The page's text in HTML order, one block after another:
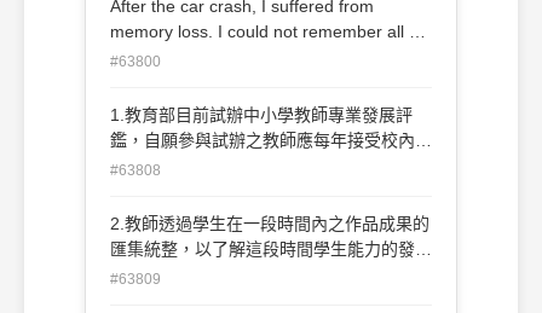
After the car crash, I suffered from
memory loss. I could not remember all of
the _____ of the incident, just the general
(C) p’s and q’s (D) ups and downs
#63800
1.教育部目前試辦中小學教師專業發展評
鑑，自願參與試辦之教師應每年接受校內評
鑑一次，有關校內評鑑的方式以下何者不正
調查 (D)教學檔案
#63808
2.教師透過學生在一段時間內之作品成果的
匯集統整，以了解這段時間學生能力的發展
與進步情形，這是屬於以下何種評量？ (A)
#63809